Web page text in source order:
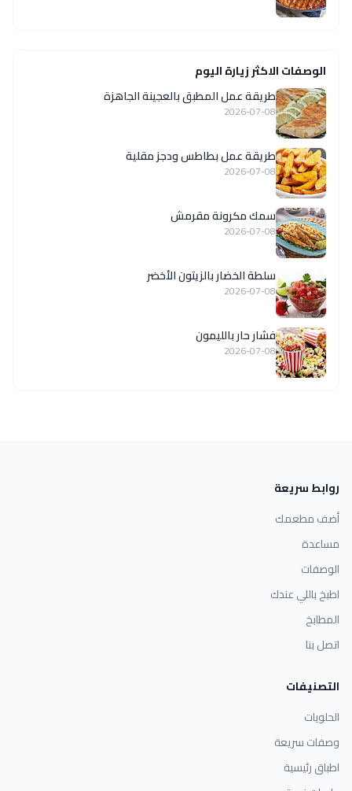
الوصفات الاكثر زيارة اليوم
طريقة عمل المطبق بالعجينة الجاهزة
2026-07-08
طريقة عمل بطاطس ودجز مقلية
2026-07-08
سمك مكرونة مقرمش
2026-07-08
سلطة الخضار بالزيتون الأخضر
2026-07-08
فشار حار بالليمون
2026-07-08
روابط سريعة
أضف مطعمك
مساعدة
الوصفات
اطبخ باللي عندك
المطابخ
اتصل بنا
التصنيفات
الحلويات
وصفات سريعة
اطباق رئيسية